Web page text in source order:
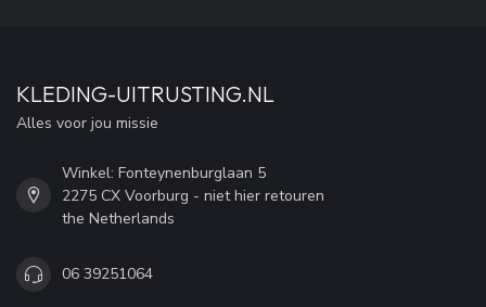
KLEDING-UITRUSTING.NL
Alles voor jou missie
Winkel: Fonteynenburglaan 5
2275 CX Voorburg - niet hier retouren
the Netherlands
06 39251064